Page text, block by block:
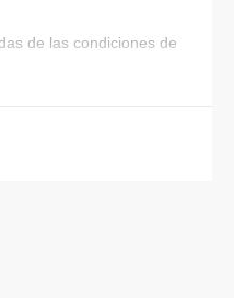
de las condiciones de